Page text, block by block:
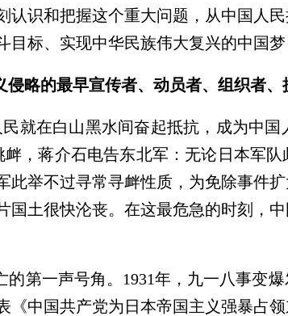
识和把握这个重大问题，从中国人
标、实现中华民族伟大复兴的中国
略的最早宣传者、动员者、组织者、
就在白山黑水间奋起抵抗，成为中
，蒋介石电告东北军：无论日本军
举不过寻常寻衅性质，为免除事件
土很快沦丧。在这最危急的时刻，
第一声号角。1931年，九一八事变
中国共产党为日本帝国主义强暴占